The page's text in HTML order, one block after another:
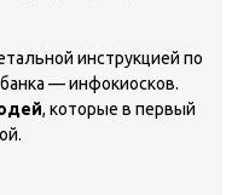
инструкцией по
— инфокиосков.
, которые в первый